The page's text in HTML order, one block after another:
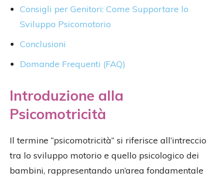
Consigli per Genitori: Come Supportare lo
Sviluppo Psicomotorio
Conclusioni
Domande Frequenti (FAQ)
Introduzione alla
Psicomotricità
Il termine “psicomotricità” si riferisce all’intreccio
tra lo sviluppo motorio e quello psicologico dei
bambini, rappresentando un’area fondamentale